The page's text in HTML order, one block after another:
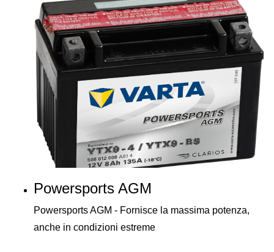
Powersports AGM
Powersports AGM - Fornisce la massima potenza,
anche in condizioni estreme